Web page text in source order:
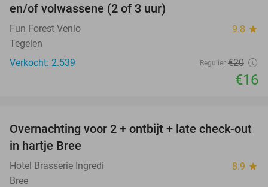
en/of volwassene (2 of 3 uur)
Fun Forest Venlo 9.8 star
Tegelen
Verkocht: 2.539
Regulier €20
€16
41%
TODAY
Overnachting voor 2 + ontbijt + late check-out
in hartje Bree
Hotel Brasserie Ingredi 8.9 star
Bree